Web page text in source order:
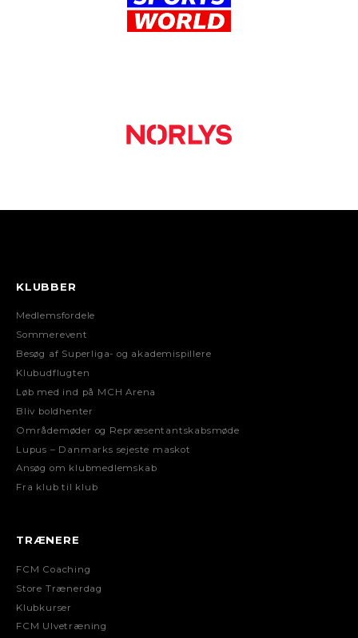
KLUBBER
Medlemsfordele
Sommerevent
Besøg af Superliga- og akademispillere
Klubudflugten
Løb med ind på MCH Arena
Bliv boldhenter
Områdemøder og Repræsentantskabsmøde
Lupus – Danmarks sejeste maskot
Ansøg om klubmedlemskab
Fra klub til klub
TRÆNERE
FCM Coaching
Store Trænerdag
Klubkurser
FCM Ulvetræning